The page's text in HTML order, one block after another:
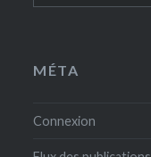
MÉTA
Connexion